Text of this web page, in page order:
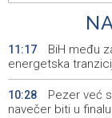
11:17
BiH među
energetska
10:28
Pezer već
navečer biti u